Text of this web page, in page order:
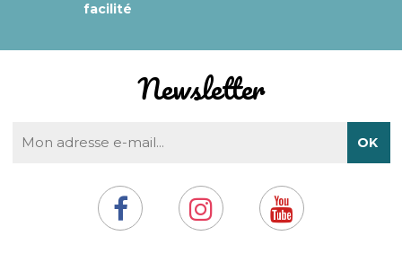
facilité
Newsletter